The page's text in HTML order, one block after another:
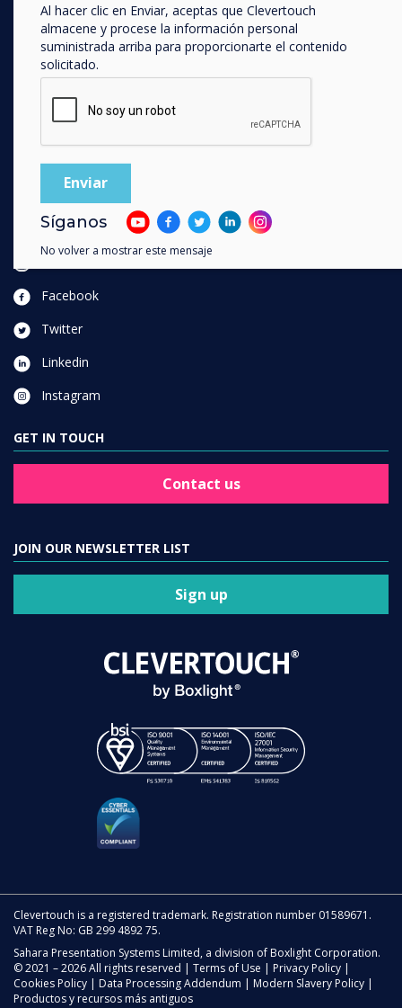
SOLUCIONES
Enterprise
Retail
Healthcare
Work From Home
FOLLOW US
Facebook
Twitter
Linkedin
Instagram
GET IN TOUCH
Contact us
JOIN OUR NEWSLETTER LIST
Sign up
Clevertouch is a registered trademark. Registration number 01589671.
VAT Reg No: GB 299 4892 75.
Sahara Presentation Systems Limited, a division of Boxlight Corporation.
© 2021 – 2026 All rights reserved | Terms of Use | Privacy Policy |
Cookies Policy | Data Processing Addendum | Modern Slavery Policy |
Productos y recursos más antiguos
Al hacer clic en Enviar, aceptas que Clevertouch
almacene y procese la información personal
suministrada arriba para proporcionarte el contenido
solicitado.
Síganos
No volver a mostrar este mensaje